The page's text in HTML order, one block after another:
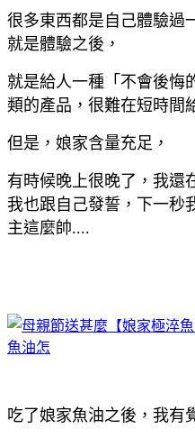
很多東西都是自己體驗過
就是體驗之後，
就是給人一種「不會後悔
類的產品，很難在短時間
但是，娘家含量充足，
有時候晚上很晚了，我還
我也跟自己發誓，下一秒
主這麼帥....
吃了娘家魚油之後，我有